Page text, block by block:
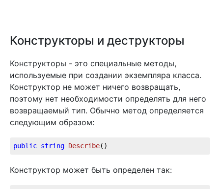
Конструкторы и деструкторы
Конструкторы - это специальные методы,
используемые при создании экземпляра класса.
Конструктор не может ничего возвращать,
поэтому нет необходимости определять для него
возвращаемый тип. Обычно метод определяется
следующим образом:
public string Describe( )
Конструктор может быть определен так: